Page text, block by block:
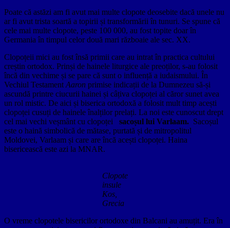
Poate că astăzi am fi avut mai multe clopote deosebite dacă unele nu
ar fi avut trista soartă a topirii și transformării în tunuri. Se spune că
cele mai multe clopote, peste 100 000, au fost topite doar în
Germania în timpul celor două mari războaie ale sec. XX.
Clopoțeii mici au fost însă primii care au intrat în practica cultului
creștin ortodox. Prinși de hainele liturgice ale preoților, s-au folosit
încă din vechime și se pare că sunt o influență a iudaismului. În
Vechiul TestamentAaron primise indicații de la Dumnezeu să-și
ascundă printre ciucurii hainei și câțiva clopoței al căror sunet avea
un rol mistic. De aici și biserica ortodoxă a folosit mult timp acești
clopoței cusuți de hainele înalților prelați. La noi este cunoscut drept
cel mai vechi veșmânt cu clopoței sacoșul lui Varlaam. Sacoșul
este o haină simbolică de mătase, purtată și de mitropolitul
Moldovei, Varlaam și care are încă acești clopoței. Haina
bisericească este azi la MNAR.
Clopote
insule
Kos,
Grecia
O vreme clopotele bisericilor ortodoxe din Balcani au amuțit. Era în